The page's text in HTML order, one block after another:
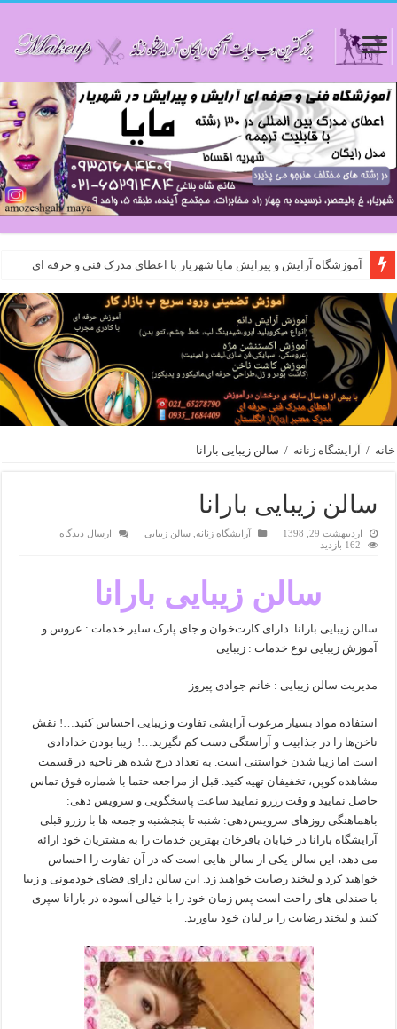
آموزشگاه آرایش و پیرایش مایا شهریار با اعطای مدرک فنی و حرفه ای
خانه / آرایشگاه زنانه / سالن زیبایی بارانا
سالن زیبایی بارانا
اردیبهشت 29, 1398 آرایشگاه زنانه ,سالن زیبایی
ارسال دیدگاه
162 بازدید
سالن زیبایی بارانا
سالن زیبایی بارانا دارای کارت‌خوان و جای پارک سایر خدمات : عروس و
آموزش زیبایی نوع خدمات : زیبایی
مدیریت سالن زیبایی : خانم جوادی پیروز
استفاده مواد بسیار مرغوب آرایشی تفاوت و زیبایی احساس کنید…! نقش
ناخن‌ها را در جذابیت و آراستگی دست کم نگیرید…! زیبا بودن خدادادی
است اما زیبا شدن خواستنی است. به تعداد درج شده هر ناحیه در قسمت
مشاهده کوپن، تخفیفان تهیه کنید. قبل از مراجعه حتما با شماره فوق تماس
حاصل نمایید و وقت رزرو نمایید.ساعت پاسخگویی و سرویس دهی:
باهماهنگی روزهای سرویس‌دهی: شنبه تا پنجشنبه و جمعه ها با رزرو قبلی
آرایشگاه بارانا در خیابان باقرخان بهترین خدمات را به مشتریان خود ارائه
می دهد، این سالن یکی از سالن هایی است که در آن تفاوت را احساس
خواهید کرد و لبخند رضایت خواهید زد. این سالن دارای فضای خودمونی و زیبا
با صندلی های راحت است پس زمان خود را با خیالی آسوده در بارانا سپری
کنید و لبخند رضایت را بر لبان خود بیاورید.